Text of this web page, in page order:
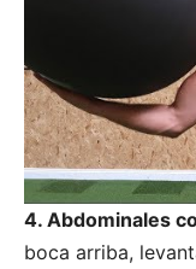
4. Abdominales
boca arriba,